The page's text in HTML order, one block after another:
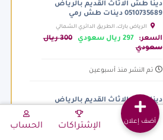
دينا طش الاثاث القديم بالرياض
0510735689 دينات طش رمي
الرياض بارك، الطريق الدائري الشمالي
الفرعي، الرياض السعودية
السعر: 297 ريال سعودي
300 ريال
سعودي
تم النشر منذ أسبوعين
دينا طش الاثاث القديم بالرياض
0510735689 دينات طش رمي
الرياض بارك، الطريق الدائري الشمالي
الفرعي، الرياض السعودية
السعر: 297 ريال سعودي
أضف إعلان
الإشتراكات الحساب